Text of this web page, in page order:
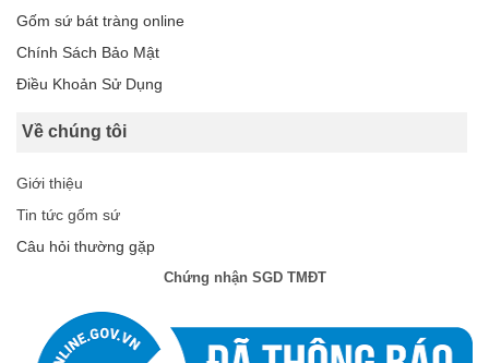
Gốm sứ bát tràng online
Chính Sách Bảo Mật
Điều Khoản Sử Dụng
Về chúng tôi
Giới thiệu
Tin tức gốm sứ
Câu hỏi thường gặp
Chứng nhận SGD TMĐT